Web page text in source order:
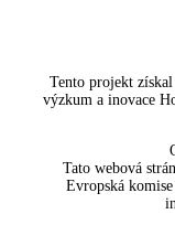
Tento projekt
výzkum a inovace
Tato webová
Evropská